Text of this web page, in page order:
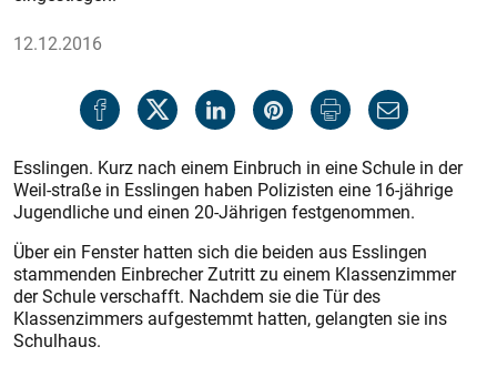
12.12.2016
Esslingen. Kurz nach einem Einbruch in eine Schule in der
Weil-straße in Esslingen haben Polizisten eine 16-jährige
Jugendliche und einen 20-Jährigen festgenommen.
Über ein Fenster hatten sich die beiden aus Esslingen
stammenden Einbrecher Zutritt zu einem Klassenzimmer
der Schule verschafft. Nachdem sie die Tür des
Klassenzimmers aufgestemmt hatten, gelangten sie ins
Schulhaus.